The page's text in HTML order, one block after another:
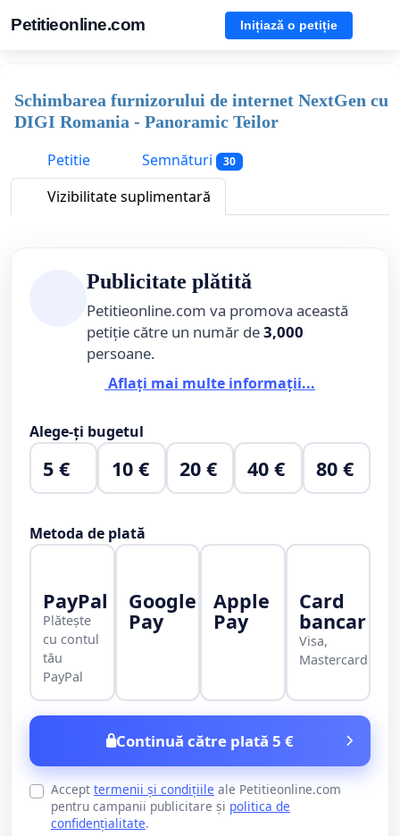
Petitieonline.com Inițiază o petiție
Schimbarea furnizorului de internet NextGen cu
DIGI Romania - Panoramic Teilor
Petitie
Semnături 30
Vizibilitate suplimentară
Publicitate plătită
Petitieonline.com va promova această
petiție către un număr de3,000
persoane.
Aflați mai multe informații...
Alege-ți bugetul
5 € 10 € 20 € 40 € 80 €
Metoda de plată
PayPal
Plătește
cu contul
tău
PayPal
Google
Pay
Apple
Pay
Card
bancar
Visa,
Mastercard
Continuă către plată 5 €
Accept termenii și condițiile ale Petitieonline.com
pentru campanii publicitare și politica de
confidențialitate.